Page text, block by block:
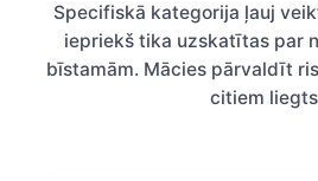
Specifiskā kategorija ļauj
iepriekš tika uzskatītas par
bīstamām. Mācies pārvaldīt
citiem